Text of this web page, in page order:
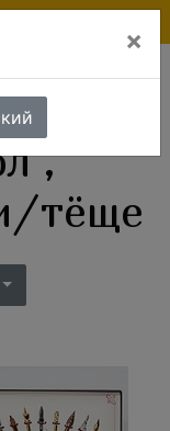
,
тёще
×